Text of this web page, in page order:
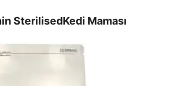
SterilisedKedi Maması